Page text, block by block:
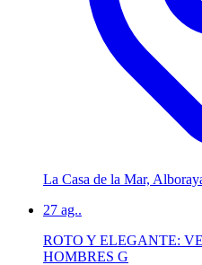
La Casa de la Mar,
27 ag..
ROTO Y ELEGANTE:
HOMBRES G